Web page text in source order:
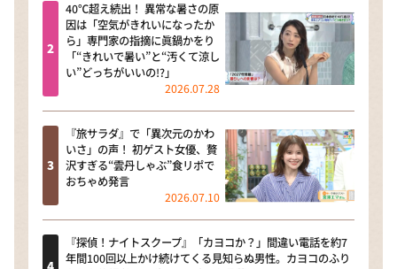
40℃超え続出！ 異常な暑さの原
因は「空気がきれいになったか
ら」専門家の指摘に眞鍋かをり
「“きれいで暑い”と“汚くて涼し
い”どっちがいいの!?」
2026.07.28
『旅サラダ』で「異次元のかわ
いさ」の声！ 初ゲスト女優、贅
沢すぎる“雲丹しゃぶ”食リポで
おちゃめ発言
2026.07.10
『探偵！ナイトスクープ』「カヨコか？」間違い電話を約7
年間100回以上かけ続けてくる見知らぬ男性。カヨコのふり